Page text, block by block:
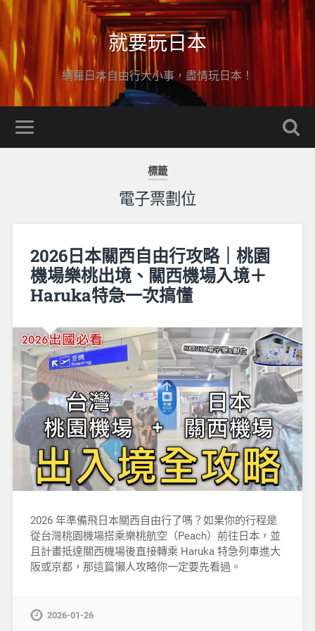
就要玩日本
網羅日本自由行大小事，盡情玩日本！
標籤
電子票劃位
2026日本關西自由行攻略｜桃園
機場樂桃出境、關西機場入境＋
Haruka特急一次搞懂
2026 年準備飛日本關西自由行了嗎？如果你的行程是
從台灣桃園機場搭乘樂桃航空（Peach）前往日本，並
且計畫抵達關西機場後直接轉乘 Haruka 特急列車進大
阪或京都，那這篇懶人攻略你一定要先看過。
2026-01-26